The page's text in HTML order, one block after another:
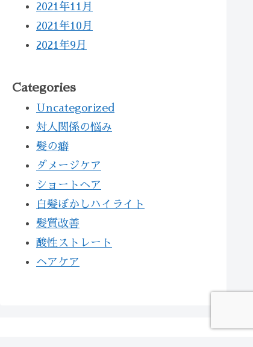
2021年11月
2021年10月
2021年9月
Categories
Uncategorized
対人関係の悩み
髪の癖
ダメージケア
ショートヘア
白髪ぼかしハイライト
髪質改善
酸性ストレート
ヘアケア